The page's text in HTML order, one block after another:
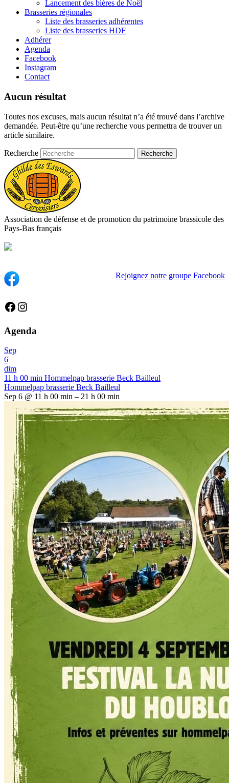
Lancement des bières de Noël
Brasseries régionales
Liste des brasseries adhérentes
Liste des brasseries HDF
Adhérer
Agenda
Facebook
Instagram
Contact
Aucun résultat
Toutes nos excuses, mais aucun résultat n’a été trouvé dans l’archive
demandée. Peut-être qu’une recherche vous permettra de trouver un
article similaire.
Recherche
Association de défense et de promotion du patrimoine brassicole des
Pays-Bas français
Rejoignez notre groupe Facebook
Facebook
Instagram
Agenda
Sep
6
dim
11 h 00 min Hommelpap brasserie Beck Bailleul
Hommelpap brasserie Beck Bailleul
Sep 6 @ 11 h 00 min – 21 h 00 min